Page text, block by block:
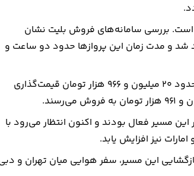
است. بررسی سامانه‌های فروش بلیت نشان
مسیر از روز چهارشنبه ۱۰ تیرماه ۱۴۰۵ انجام خواهد شد و مدت زمان این پروازها حدود دو ساعت و
بر اساس قیمت‌های اعلام‌شده، ارزان‌ترین بلیت رفت این مسیر در کلاس اکونومی حدود ۲۰ میلیون و ۹۶۶ هزار تومان قیمت‌گذاری
مسیر فعال بودند و اکنون انتظار می‌رود با
نیز افزایش یابد.
این مسیر، سفر هوایی میان تهران و